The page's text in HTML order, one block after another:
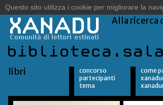
Sulle orme
Alla ricerca
libri
concorso
partecipanti
tema
come